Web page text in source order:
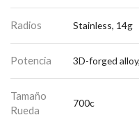
Radios Stainless, 14g
Potencia 3D-forged
Tamaño
Rueda
700c